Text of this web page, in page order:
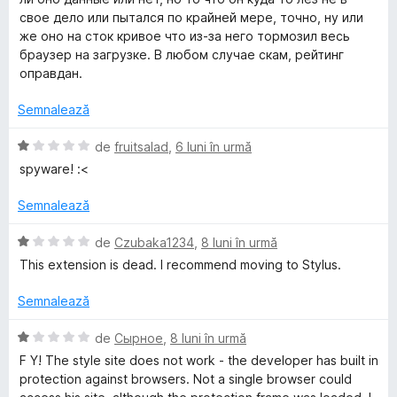
i
t
e
n
5
s
e
e
u
1
d
5
t
e
свое дело или пытался по крайней мере, точно, ну или
же оно на сток кривое что из-за него тормозил весь
браузер на загрузке. В любом случае скам, рейтинг
оправдан.
Semnalează
E
v
l
a
t
ă
c
1
d
de fruitsalad 6 luni în urmă
spyware! :<
Semnalează
E
v
l
a
t
ă
de Czubaka1234 8 luni în urmă
This extension is dead. I recommend moving to Stylus.
Semnalează
E
v
a
de Сырное 8 luni în urmă
F Y! The style site does not work - the developer has built in
protection against browsers. Not a single browser could